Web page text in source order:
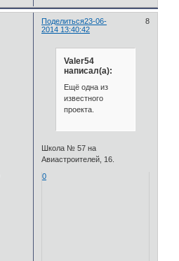
Поделиться 8
23-06-
2014 13:40:42
Valer54
написал(а):
Ещё одна из
известного
проекта.
Школа № 57 на
Авиастроителей, 16.
0